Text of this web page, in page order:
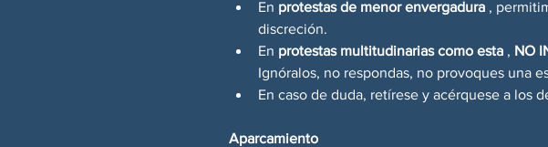
En protestas de menor envergadura ,
discreción.
En protestas multitudinarias como esta , NO
Ignóralos, no respondas, no provoques una
En caso de duda, retírese y acérquese a los
Aparcamiento